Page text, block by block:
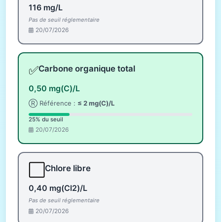
116 mg/L
Pas de seuil réglementaire
20/07/2026
✅Carbone organique total
0,50 mg(C)/L
Ⓡ Référence : ≤ 2 mg(C)/L
25% du seuil
20/07/2026
Chlore libre
0,40 mg(Cl2)/L
Pas de seuil réglementaire
20/07/2026